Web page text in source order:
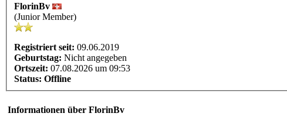
FlorinBv
(Junior Member)
Registriert seit: 09.06.2019
Geburtstag: Nicht angegeben
Ortszeit: 07.08.2026 um 09:53
Status: Offline
Informationen über FlorinBv